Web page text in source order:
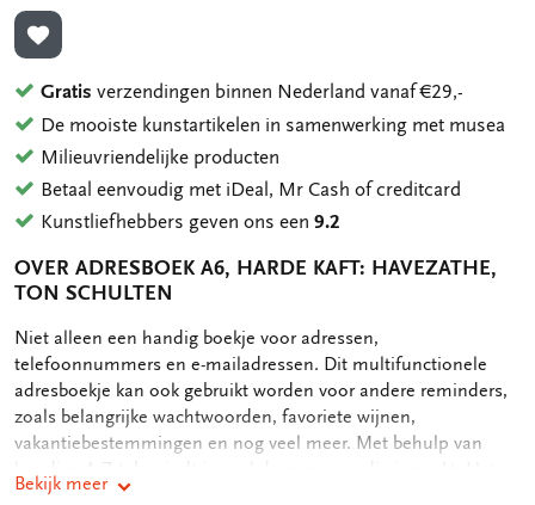
TOEVOEGEN AAN VERLANGLIJST
Gratis verzendingen binnen Nederland vanaf €29,-
De mooiste kunstartikelen in samenwerking met musea
Milieuvriendelijke producten
Betaal eenvoudig met iDeal, Mr Cash of creditcard
Kunstliefhebbers geven ons een9.2
OVER ADRESBOEK A6, HARDE KAFT: HAVEZATHE,
TON SCHULTEN
OMSCHRIJVING
Niet alleen een handig boekje voor adressen,
telefoonnummers en e-mailadressen. Dit multifunctionele
adresboekje kan ook gebruikt worden voor andere reminders,
zoals belangrijke wachtwoorden, favoriete wijnen,
vakantiebestemmingen en nog veel meer. Met behulp van
adresboekje bevat achterin nog een handig opbergvak voor
Bekijk meer